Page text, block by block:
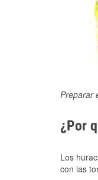
Preparar
¿Por
Los
con las